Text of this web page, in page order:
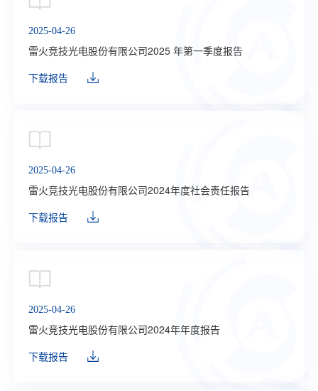
2025-04-26
雷火竞技光电股份有限公司2025 年第一季度报告
下载报告
2025-04-26
雷火竞技光电股份有限公司2024年度社会责任报告
下载报告
2025-04-26
雷火竞技光电股份有限公司2024年年度报告
下载报告